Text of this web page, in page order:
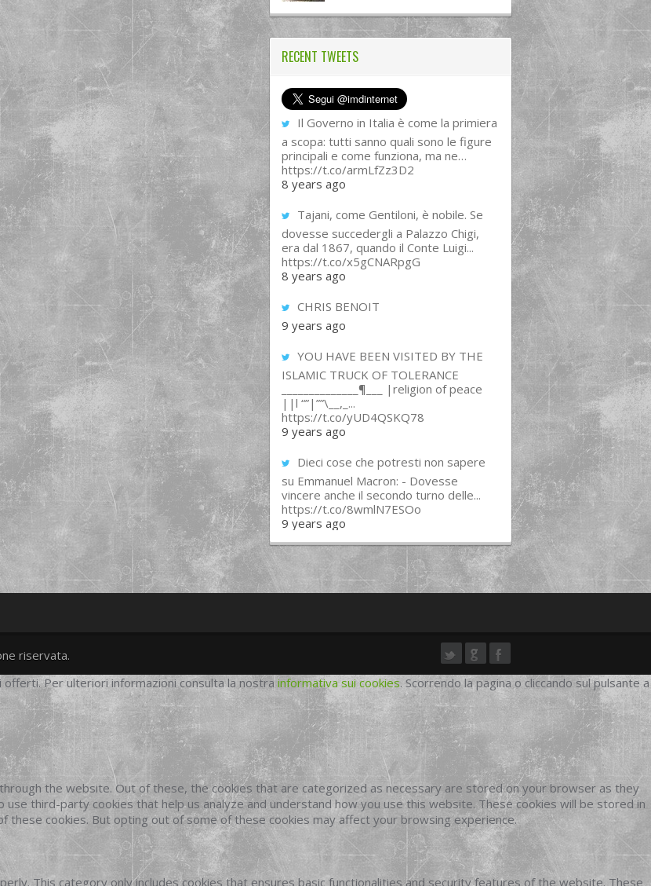
RECENT TWEETS
Il Governo in Italia è come la primiera
a scopa: tutti sanno quali sono le figure
principali e come funziona, ma ne…
https://t.co/armLfZz3D2
8 years ago
Tajani, come Gentiloni, è nobile. Se
dovesse succedergli a Palazzo Chigi,
era dal 1867, quando il Conte Luigi...
https://t.co/x5gCNARpgG
8 years ago
CHRIS BENOIT
9 years ago
YOU HAVE BEEN VISITED BY THE
ISLAMIC TRUCK OF TOLERANCE
______________¶___ |religion of peace
||l “”|””\__,_...
https://t.co/yUD4QSKQ78
9 years ago
Dieci cose che potresti non sapere
su Emmanuel Macron: - Dovesse
vincere anche il secondo turno delle...
https://t.co/8wmlN7ESOo
9 years ago
twittergoogleplus
facebook
riservata.
Per ulteriori informazioni consulta la nostra informativa sui cookies. Scorrendo la pagina o cliccando sul pulsante a
the website. Out of these, the cookies that are categorized as necessary are stored on your browser as they
third-party cookies that help us analyze and understand how you use this website. These cookies will be stored in
cookies. But opting out of some of these cookies may affect your browsing experience.
This category only includes cookies that ensures basic functionalities and security features of the website. These